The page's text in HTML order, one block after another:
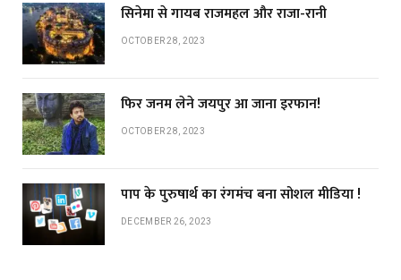
सिनेमा से गायब राजमहल और राजा-रानी
OCTOBER 28, 2023
फिर जनम लेने जयपुर आ जाना इरफान!
OCTOBER 28, 2023
पाप के पुरुषार्थ का रंगमंच बना सोशल मीडिया !
DECEMBER 26, 2023